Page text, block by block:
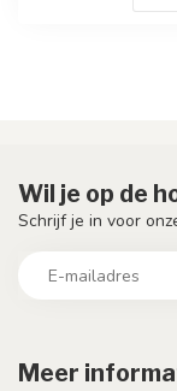
Meer
Wil je op de
Schrijf je in voor